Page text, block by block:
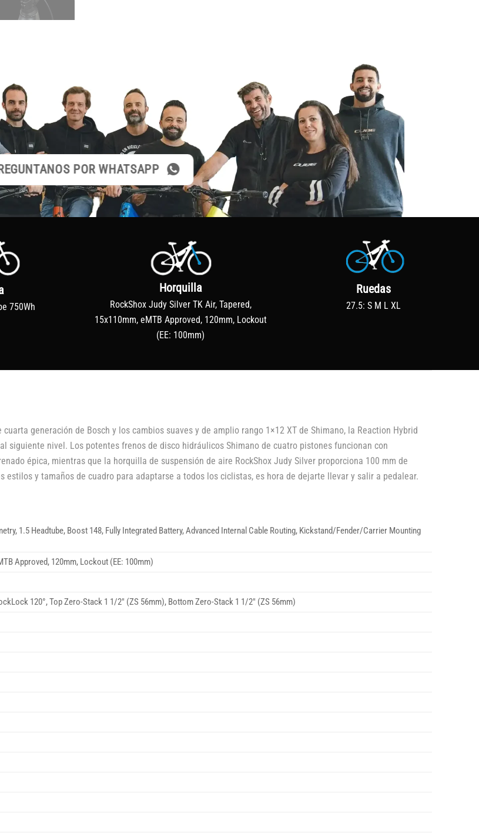
POR WHATSAPP
750Wh
Horquilla
RockShox Judy Silver TK Air, Tapered,
15x110mm, eMTB Approved, 120mm, Lockout
(EE: 100mm)
Ruedas
27.5: S M L XL
generación de Bosch y los cambios suaves y de amplio rango 1×12 XT de Shimano, la Reaction Hybrid
siguiente nivel. Los potentes frenos de disco hidráulicos Shimano de cuatro pistones funcionan con
épica, mientras que la horquilla de suspensión de aire RockShox Judy Silver proporciona 100 mm de
y tamaños de cuadro para adaptarse a todos los ciclistas, es hora de dejarte llevar y salir a pedalear.
1.5 Headtube, Boost 148, Fully Integrated Battery, Advanced Internal Cable Routing, Kickstand/Fender/Carrier Mounting
Approved, 120mm, Lockout (EE: 100mm)
120°, Top Zero-Stack 1 1/2″ (ZS 56mm), Bottom Zero-Stack 1 1/2″ (ZS 56mm)